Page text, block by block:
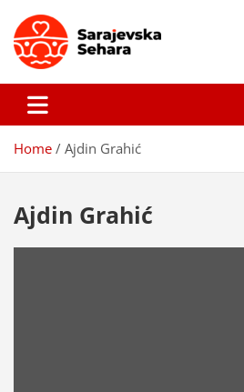
content
Sarajevska
Home Ajdin Grahić
Ajdin Grahić